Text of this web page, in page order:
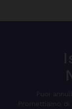
Puoi
Promettiamo